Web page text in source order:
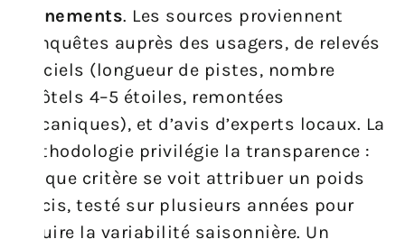
événements. Les sources proviennent
d’enquêtes auprès des usagers, de relevés
officiels (longueur de pistes, nombre
d’hôtels 4–5 étoiles, remontées
mécaniques), et d’avis d’experts locaux. La
méthodologie privilégie la transparence :
chaque critère se voit attribuer un poids
précis, testé sur plusieurs années pour
réduire la variabilité saisonnière. Un